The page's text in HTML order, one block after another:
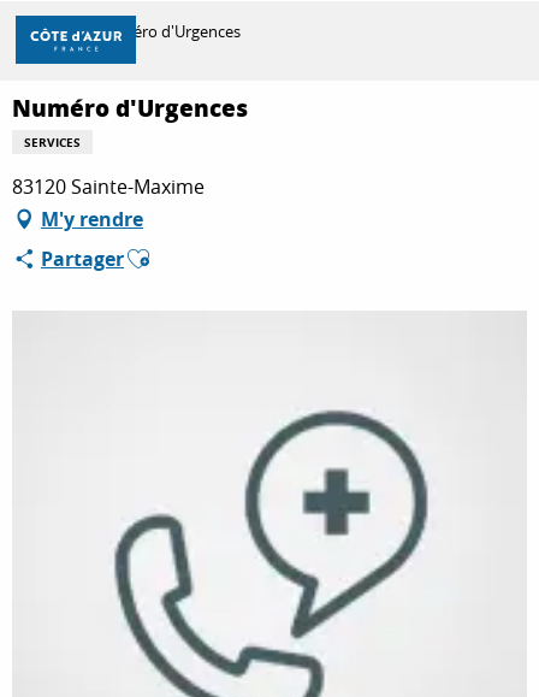
Aller
contenu
principal
DÉCOUVRIR
À FAIRE
SÉJOURNER
Accueil Numéro d'Urgences
Numéro d'Urgences
SERVICES
83120 Sainte-Maxime
M'y rendre
PartagerAjouter aux favoris